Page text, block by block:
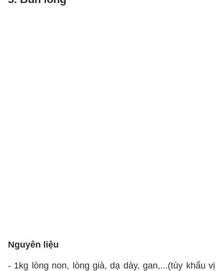
Nguyên liệu
- 1kg lòng non, lòng già, dạ dày, gan,...(tùy khẩu vị